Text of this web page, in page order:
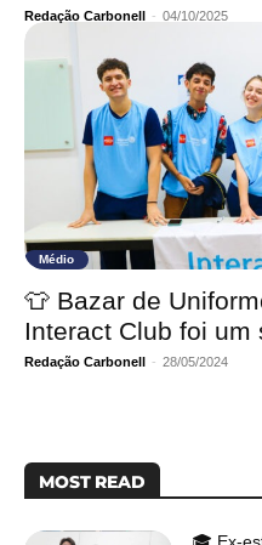
Redação Carbonell - 04/10/2025
Médio
👕 Bazar de
Interact Club foi
Redação Carbonell - 28/05/2024
MOST READ
🎓 Ex-